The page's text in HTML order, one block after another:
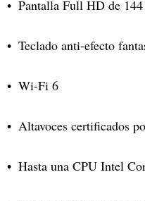
Pantalla Full HD de
Teclado anti-efecto
Wi-Fi 6
Altavoces certificados
Hasta una CPU Intel